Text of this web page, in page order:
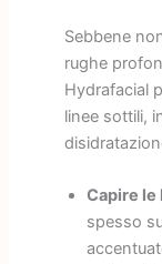
Sebbene
rughe
Hydrafacial
linee sottili,
Capire
spesso